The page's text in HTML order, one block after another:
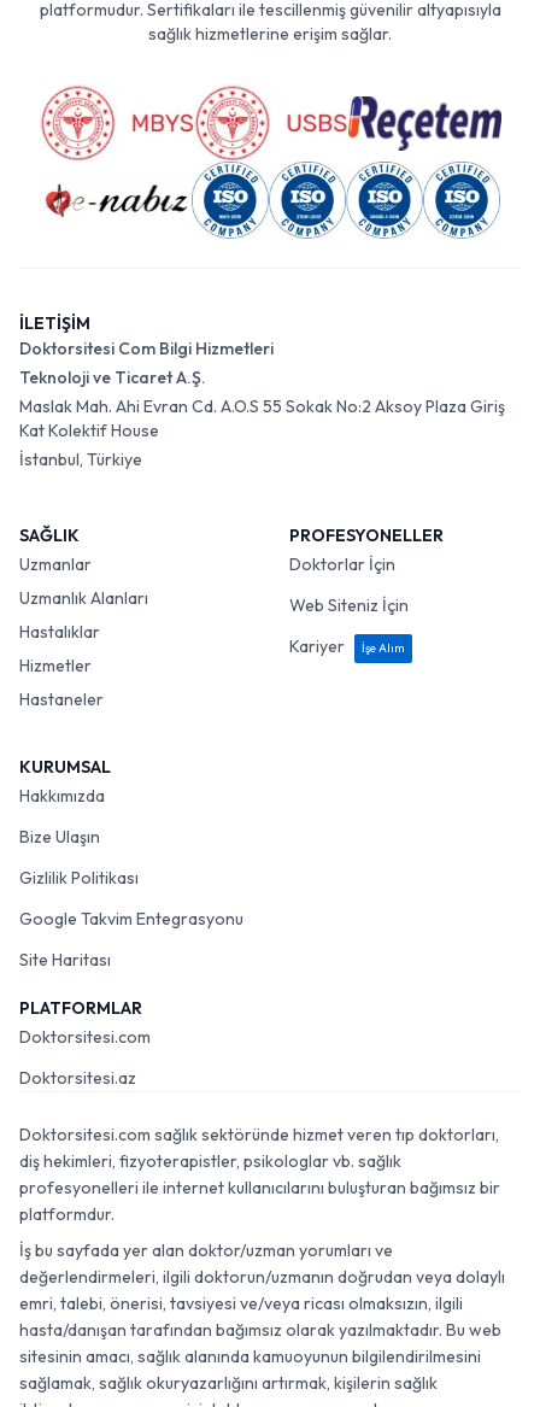
platformudur. Sertifikaları ile tescillenmiş güvenilir altyapısıyla
sağlık hizmetlerine erişim sağlar.
İLETİŞİM
Doktorsitesi Com Bilgi Hizmetleri
Teknoloji ve Ticaret A.Ş.
Maslak Mah. Ahi Evran Cd. A.O.S 55 Sokak No:2 Aksoy Plaza Giriş
Kat Kolektif House
İstanbul, Türkiye
SAĞLIK
Uzmanlar
Uzmanlık Alanları
Hastalıklar
Hizmetler
Hastaneler
PROFESYONELLER
Doktorlar İçin
Web Siteniz İçin
Kariyer
İşe Alım
KURUMSAL
Hakkımızda
Bize Ulaşın
Gizlilik Politikası
Google Takvim Entegrasyonu
Site Haritası
PLATFORMLAR
Doktorsitesi.com
Doktorsitesi.az
Doktorsitesi.com sağlık sektöründe hizmet veren tıp doktorları,
diş hekimleri, fizyoterapistler, psikologlar vb. sağlık
profesyonelleri ile internet kullanıcılarını buluşturan bağımsız bir
platformdur.
İş bu sayfada yer alan doktor/uzman yorumları ve
değerlendirmeleri, ilgili doktorun/uzmanın doğrudan veya dolaylı
emri, talebi, önerisi, tavsiyesi ve/veya ricası olmaksızın, ilgili
hasta/danışan tarafından bağımsız olarak yazılmaktadır. Bu web
sitesinin amacı, sağlık alanında kamuoyunun bilgilendirilmesini
sağlamak, sağlık okuryazarlığını artırmak, kişilerin sağlık